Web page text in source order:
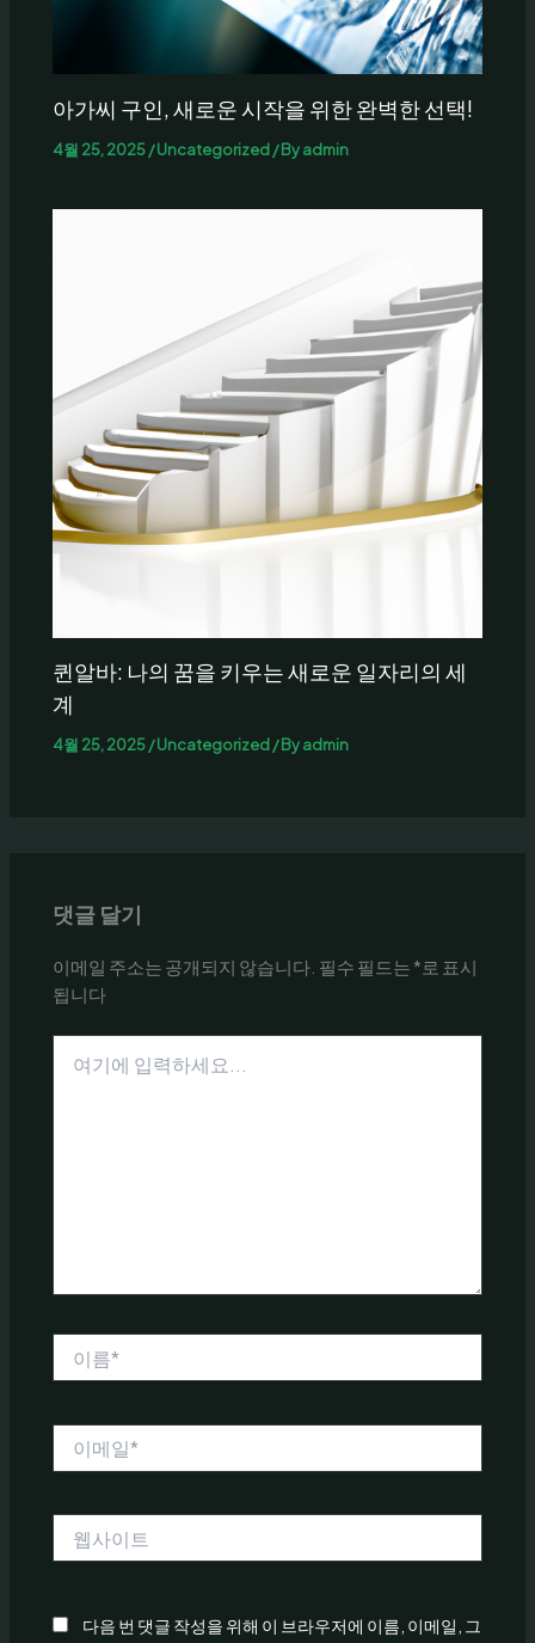
아가씨 구인, 새로운 시작을 위한 완벽한 선택!
4월 25, 2025/Uncategorized/ Byadmin
퀸알바: 나의 꿈을 키우는 새로운 일자리의 세
계
4월 25, 2025/Uncategorized/ Byadmin
댓글 달기
이메일 주소는 공개되지 않습니다. 필수 필드는 *로 표시
됩니다
다음 번 댓글 작성을 위해 이 브라우저에 이름, 이메일, 그